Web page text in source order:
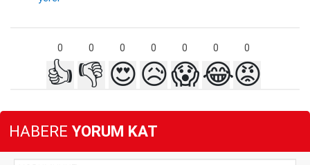
0 0 0 0 0 0 0
👍 👎 😍😥😱😂😡
HABERE YORUM KAT